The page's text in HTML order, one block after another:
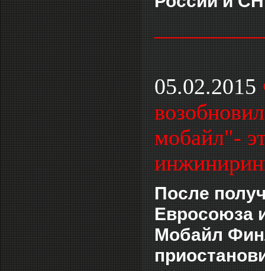
05.02.2015
мобайл"-
После
Евросоюза
Мобайл